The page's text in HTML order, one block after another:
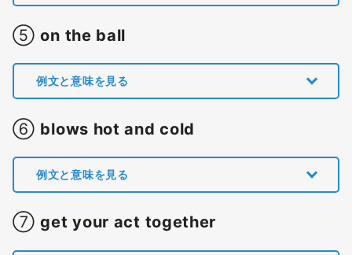
⑤on the ball
例文と意味を見る
⑥ blows hot and cold
例文と意味を見る
⑦get your act together